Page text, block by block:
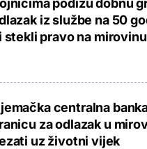
podižu dobnu
iz službe na 50
stekli pravo na mirovinu
centralna
za odlazak u
uz životni vijek